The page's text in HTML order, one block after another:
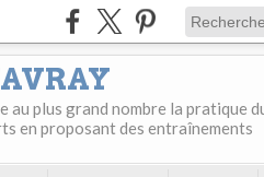
au plus grand nombre la pratique
en proposant des entraînements